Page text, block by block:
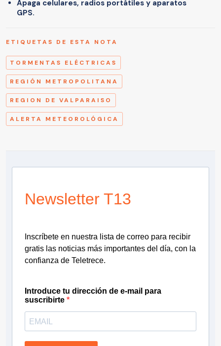
Apaga celulares, radios portátiles y aparatos
GPS.
ETIQUETAS DE ESTA NOTA
TORMENTAS ELÉCTRICAS
REGIÓN METROPOLITANA
REGION DE VALPARAISO
ALERTA METEOROLÓGICA
Newsletter T13
Inscríbete en nuestra lista de correo para recibir
gratis las noticias más importantes del día, con la
confianza de Teletrece.
Introduce tu dirección de e-mail para
suscribirte